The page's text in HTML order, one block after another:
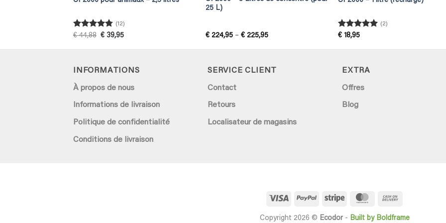
Rated4.75
(12)
€44,88 Original
was:
€ 39,95Current
is:
25 L)
€ 224,95 – € 225,95Price
€ 224,95
Rated
(2)
€ 18,95
INFORMATIONS
À propos de nous
Informations de livraison
Politique de confidentialité
Conditions de livraison
SERVICE CLIENT
Contact
Retours
Localisateur de magasins
EXTRA
Offres
Blog
Visa PayPal Stripe MasterCard
Delivery
Copyright 2026 © Ecodor- Built by Boldframe